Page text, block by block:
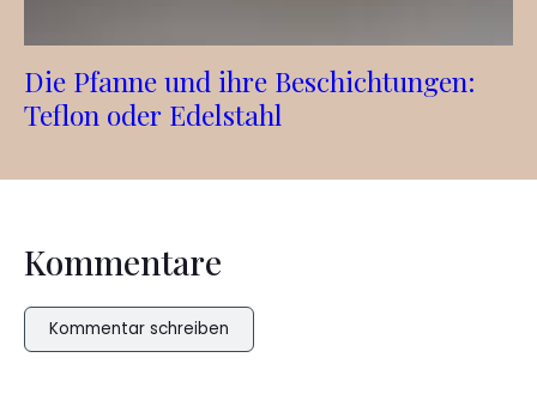
Die Pfanne und ihre Beschichtungen:
Teflon oder Edelstahl
Kommentare
Kommentar schreiben